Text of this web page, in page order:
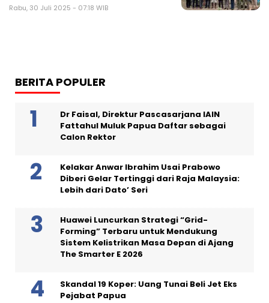
Rabu, 30 Juli 2025 - 07:18 WIB
BERITA POPULER
Dr Faisal, Direktur Pascasarjana IAIN
Fattahul Muluk Papua Daftar sebagai
Calon Rektor
Kelakar Anwar Ibrahim Usai Prabowo
Diberi Gelar Tertinggi dari Raja Malaysia:
Lebih dari Dato’ Seri
Huawei Luncurkan Strategi “Grid-
Forming” Terbaru untuk Mendukung
Sistem Kelistrikan Masa Depan di Ajang
The Smarter E 2026
Skandal 19 Koper: Uang Tunai Beli Jet Eks
Pejabat Papua